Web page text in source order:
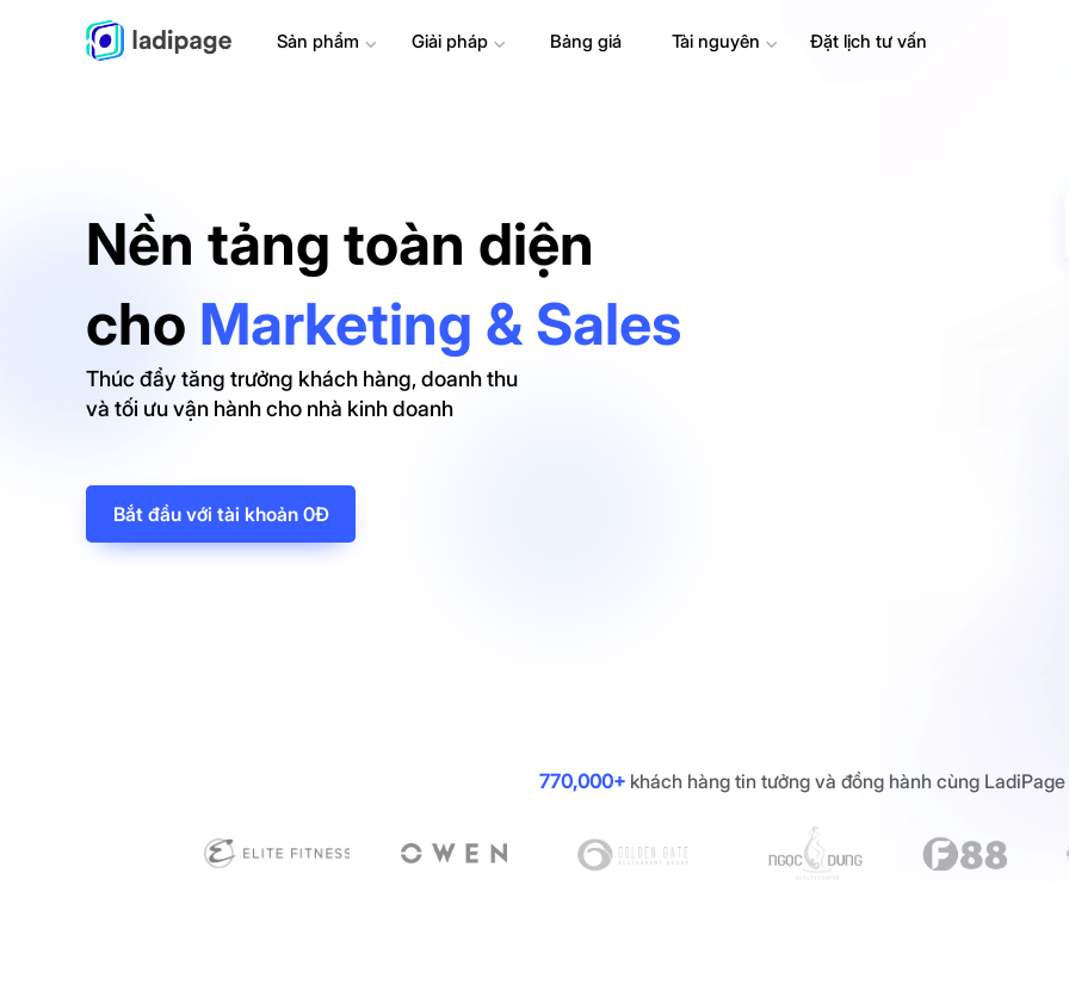
Sản phẩm ⌄ Giải pháp⌄ Bảng giá Tài nguyên ⌄ Đặt lịch tư vấn
770,000+khách hàng tin tưởng và đồng hành cùng LadiPage
Thúc đẩy tăng trưởng khách hàng, doanh thu
và tối ưu vận hành cho nhà kinh doanh
Nền tảng toàn diện
cho Marketing & Sales
Bắt đầu với tài khoản 0Đ